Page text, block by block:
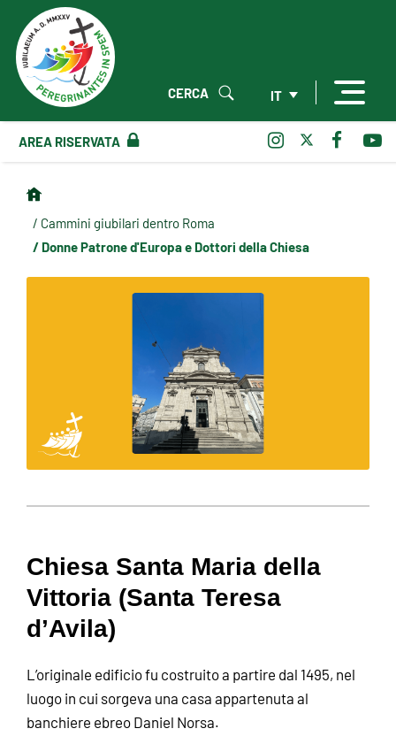
IT
CERCA
AREA RISERVATA
/ Cammini giubilari dentro Roma
/ Donne Patrone d'Europa e Dottori della Chiesa
Chiesa Santa Maria della
Vittoria (Santa Teresa
d’Avila)
L’originale edificio fu costruito a partire dal 1495, nel
luogo in cui sorgeva una casa appartenuta al
banchiere ebreo Daniel Norsa.